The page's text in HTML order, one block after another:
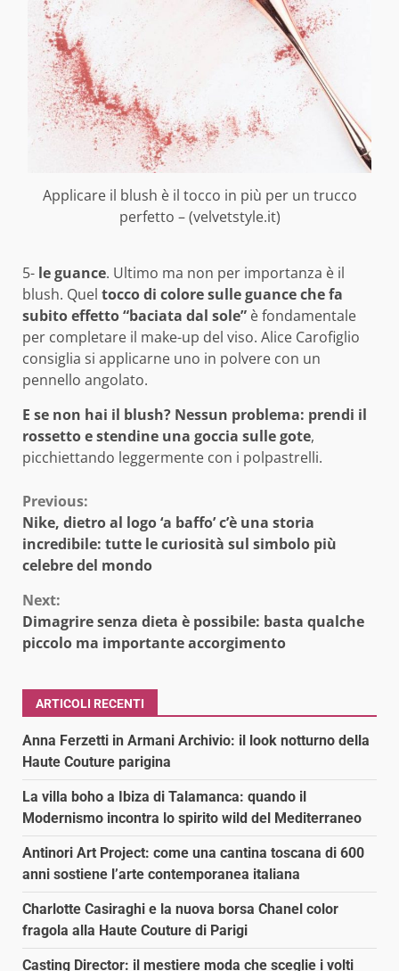
Applicare il blush è il tocco in più per un trucco
perfetto – (velvetstyle.it)
5- le guance. Ultimo ma non per importanza è il
blush. Quel tocco di colore sulle guance che fa
subito effetto “baciata dal sole” è fondamentale
per completare il make-up del viso. Alice Carofiglio
consiglia si applicarne uno in polvere con un
pennello angolato.
E se non hai il blush? Nessun problema: prendi il
rossetto e stendine una goccia sulle gote,
picchiettando leggermente con i polpastrelli.
Continue
Reading
Previous:
Nike, dietro al logo ‘a baffo’ c’è una storia
incredibile: tutte le curiosità sul simbolo più
celebre del mondo
Next:
Dimagrire senza dieta è possibile: basta qualche
piccolo ma importante accorgimento
ARTICOLI RECENTI
Anna Ferzetti in Armani Archivio: il look notturno della
Haute Couture parigina
La villa boho a Ibiza di Talamanca: quando il
Modernismo incontra lo spirito wild del Mediterraneo
Antinori Art Project: come una cantina toscana di 600
anni sostiene l’arte contemporanea italiana
Charlotte Casiraghi e la nuova borsa Chanel color
fragola alla Haute Couture di Parigi
Casting Director: il mestiere moda che sceglie i volti